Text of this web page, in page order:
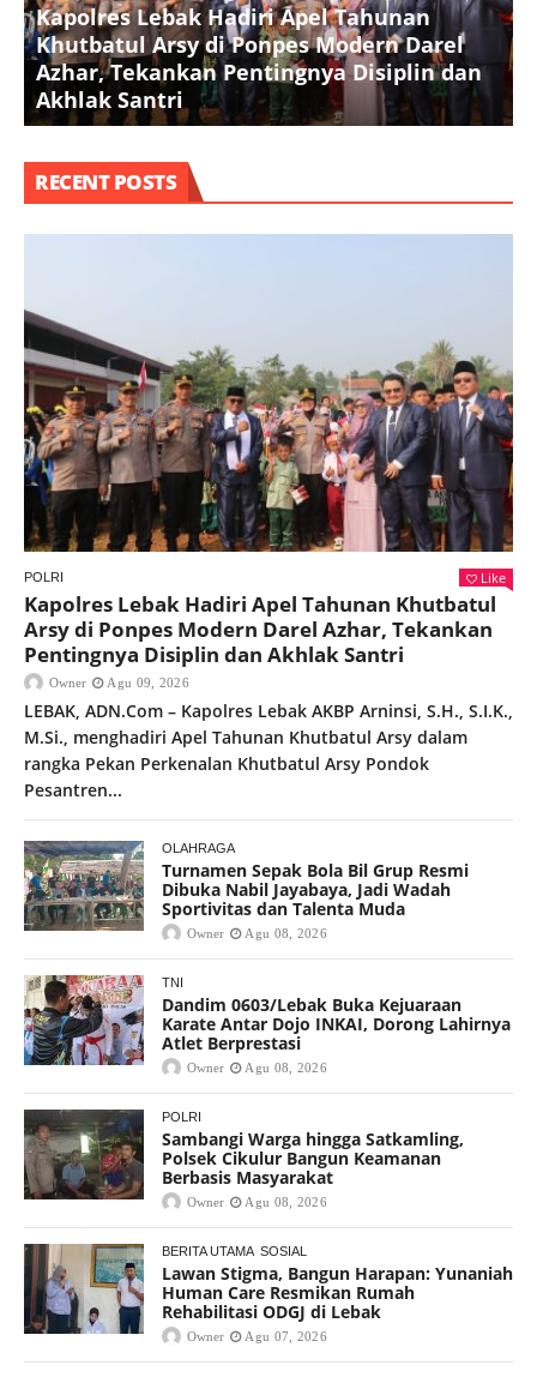
Kapolres Lebak Hadiri Apel Tahunan
Khutbatul Arsy di Ponpes Modern Darel
Azhar, Tekankan Pentingnya Disiplin dan
Akhlak Santri
RECENT POSTS
POLRI Like
Kapolres Lebak Hadiri Apel Tahunan Khutbatul
Arsy di Ponpes Modern Darel Azhar, Tekankan
Pentingnya Disiplin dan Akhlak Santri
Owner Agu 09, 2026
LEBAK, ADN.Com – Kapolres Lebak AKBP Arninsi, S.H., S.I.K.,
M.Si., menghadiri Apel Tahunan Khutbatul Arsy dalam
rangka Pekan Perkenalan Khutbatul Arsy Pondok
Pesantren...
OLAHRAGA
Turnamen Sepak Bola Bil Grup Resmi
Dibuka Nabil Jayabaya, Jadi Wadah
Sportivitas dan Talenta Muda
Owner Agu 08, 2026
TNI
Dandim 0603/Lebak Buka Kejuaraan
Karate Antar Dojo INKAI, Dorong Lahirnya
Atlet Berprestasi
Owner Agu 08, 2026
POLRI
Sambangi Warga hingga Satkamling,
Polsek Cikulur Bangun Keamanan
Berbasis Masyarakat
Owner Agu 08, 2026
BERITA UTAMA SOSIAL
Lawan Stigma, Bangun Harapan: Yunaniah
Human Care Resmikan Rumah
Rehabilitasi ODGJ di Lebak
Owner Agu 07, 2026